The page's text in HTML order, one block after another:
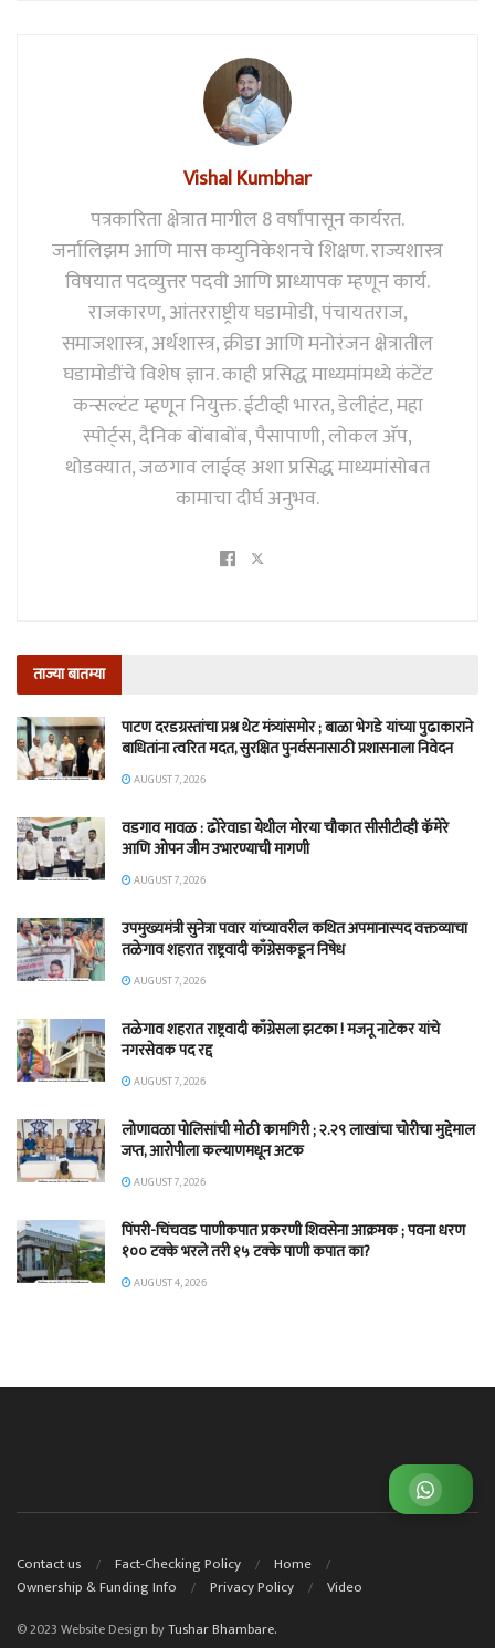
व्हाट्सअप ग्रुप जॉईन करा
Vishal Kumbhar
पत्रकारिता क्षेत्रात मागील 8 वर्षांपासून कार्यरत.
जर्नालिझम आणि मास कम्युनिकेशनचे शिक्षण. राज्यशास्त्र
विषयात पदव्युत्तर पदवी आणि प्राध्यापक म्हणून कार्य.
राजकारण, आंतरराष्ट्रीय घडामोडी, पंचायतराज,
समाजशास्त्र, अर्थशास्त्र, क्रीडा आणि मनोरंजन क्षेत्रातील
घडामोडींचे विशेष ज्ञान. काही प्रसिद्ध माध्यमांमध्ये कंटेंट
कन्सल्टंट म्हणून नियुक्त. ईटीव्ही भारत, डेलीहंट, महा
स्पोर्ट्स, दैनिक बोंबाबोंब, पैसापाणी, लोकल अ‍ॅप,
थोडक्यात, जळगाव लाईव्ह अशा प्रसिद्ध माध्यमांसोबत
कामाचा दीर्घ अनुभव.
ताज्या बातम्या
पाटण दरडग्रस्तांचा प्रश्न थेट मंत्र्यांसमोर ; बाळा भेगडे यांच्या पुढाकाराने
बाधितांना त्वरित मदत, सुरक्षित पुनर्वसनासाठी प्रशासनाला निवेदन
AUGUST 7, 2026
वडगाव मावळ : ढोरेवाडा येथील मोरया चौकात सीसीटीव्ही कॅमेरे
आणि ओपन जीम उभारण्याची मागणी
AUGUST 7, 2026
उपमुख्यमंत्री सुनेत्रा पवार यांच्यावरील कथित अपमानास्पद वक्तव्याचा
तळेगाव शहरात राष्ट्रवादी काँग्रेसकडून निषेध
AUGUST 7, 2026
तळेगाव शहरात राष्ट्रवादी काँग्रेसला झटका ! मजनू नाटेकर यांचे
नगरसेवक पद रद्द
AUGUST 7, 2026
लोणावळा पोलिसांची मोठी कामगिरी ; २.२९ लाखांचा चोरीचा मुद्देमाल
जप्त, आरोपीला कल्याणमधून अटक
AUGUST 7, 2026
पिंपरी-चिंचवड पाणीकपात प्रकरणी शिवसेना आक्रमक ; पवना धरण
१०० टक्के भरले तरी १५ टक्के पाणी कपात का?
AUGUST 4, 2026
Contact us Fact-Checking Policy
Home
Ownership & Funding Info
Privacy Policy Video
© 2023 Website Design byTushar Bhambare.